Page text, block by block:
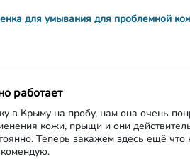
для умывания для проблемной
работает
в Крыму на пробу, нам она очень
кожи, прыщи и они
Теперь закажем здесь ещё что